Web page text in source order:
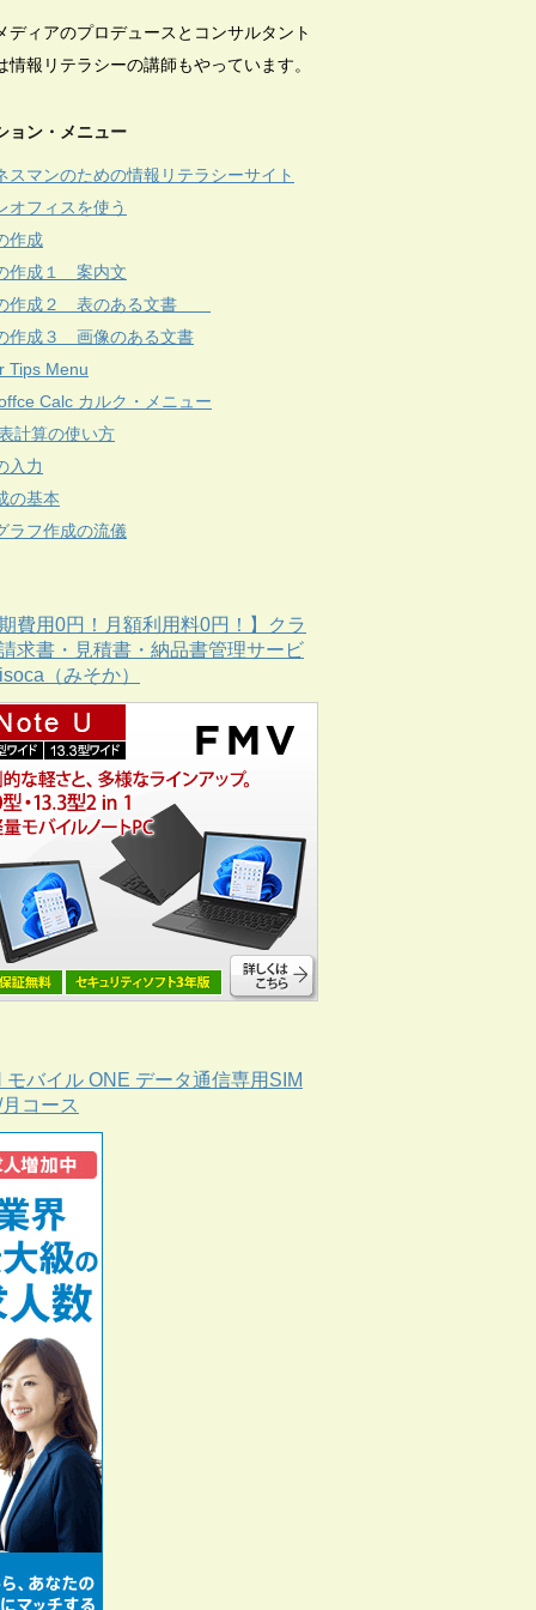
ディアのプロデュースとコンサルタント
情報リテラシーの講師もやっています。
ョン・メニュー
スマンのための情報リテラシーサイト
オフィスを使う
作成
作成１ 案内文
作成２ 表のある文書
作成３ 画像のある文書
Tips Menu
Calc カルク・メニュー
計算の使い方
入力
の基本
ラフ作成の流儀
費用0円！月額利用料0円！】クラ
求書・見積書・納品書管理サービ
（みそか）
モバイル ONE データ通信専用SIM
コース